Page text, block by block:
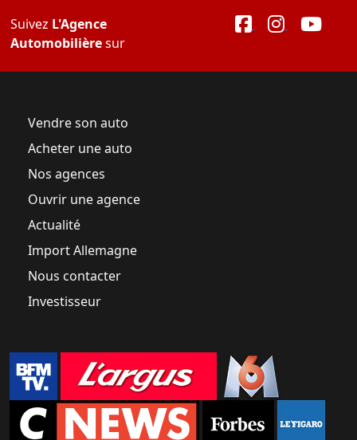
Suivez L'Agence
Automobilièresur
Vendre son auto
Acheter une auto
Nos agences
Ouvrir une agence
Actualité
Import Allemagne
Nous contacter
Investisseur